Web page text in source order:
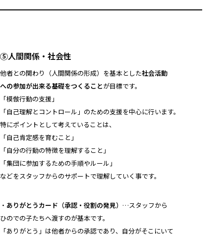
⑤人間関係・社会性
他者との関わり（人間関係の形成）を基本とした社会活動
への参加が出来る基礎をつくることが目標です。
「模倣行動の支援」
「自己理解とコントロール」のための支援を中心に行います。
特にポイントとして考えていることは、
「自己肯定感を育むこと」
「自分の行動の特徴を理解すること」
「集団に参加するための手順やルール」
などをスタッフからのサポートで理解していく事です。
・ ありがとうカード（承認・役割の発見） …スタッフから
ひのでの子たちへ渡すのが基本です。
「ありがとう」は他者からの承認であり、自分がそこにいて